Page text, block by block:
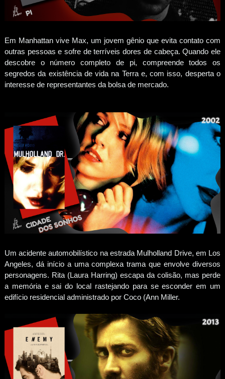
Em Manhattan vive Max, um jovem gênio que evita contato com
outras pessoas e sofre de terríveis dores de cabeça. Quando ele
descobre o número completo de pi, compreende todos os
segredos da existência de vida na Terra e, com isso, desperta o
interesse de representantes da bolsa de mercado.
Um acidente automobilístico na estrada Mulholland Drive, em Los
Angeles, dá início a uma complexa trama que envolve diversos
personagens. Rita (Laura Harring) escapa da colisão, mas perde
a memória e sai do local rastejando para se esconder em um
edifício residencial administrado por Coco (Ann Miller.